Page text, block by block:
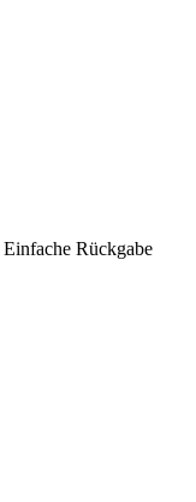
Einfache Rückgabe